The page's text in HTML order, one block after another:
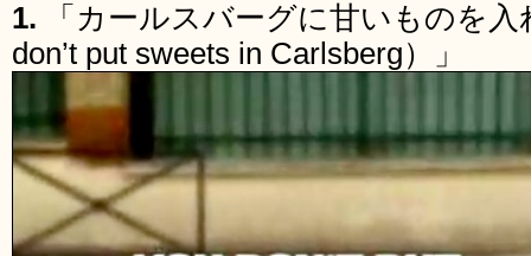
1.
「カールスバーグに甘いものを
don’t put sweets in Carlsberg）」